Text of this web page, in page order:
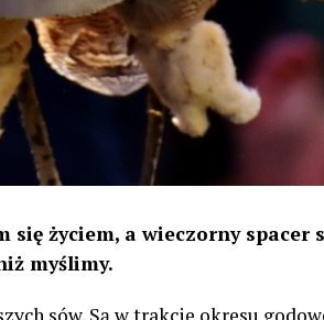
się życiem, a wieczorny spacer
myślimy.
sów. Są w trakcie okresu